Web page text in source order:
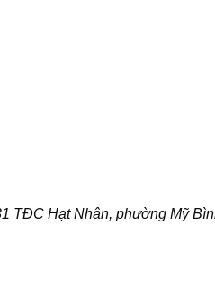
TĐC Hạt Nhân, phường Mỹ